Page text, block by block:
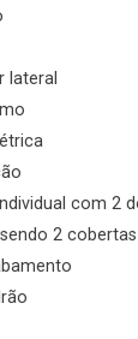
lateral
com 2
2 cobertas